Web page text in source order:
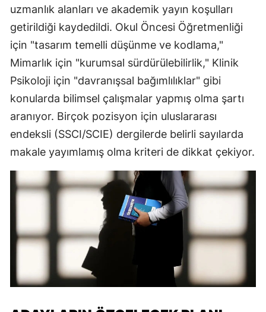
uzmanlık alanları ve akademik yayın koşulları
getirildiği kaydedildi. Okul Öncesi Öğretmenliği
için "tasarım temelli düşünme ve kodlama,"
Mimarlık için "kurumsal sürdürülebilirlik," Klinik
Psikoloji için "davranışsal bağımlılıklar" gibi
konularda bilimsel çalışmalar yapmış olma şartı
aranıyor. Birçok pozisyon için uluslararası
endeksli (SSCI/SCIE) dergilerde belirli sayılarda
makale yayımlamış olma kriteri de dikkat çekiyor.